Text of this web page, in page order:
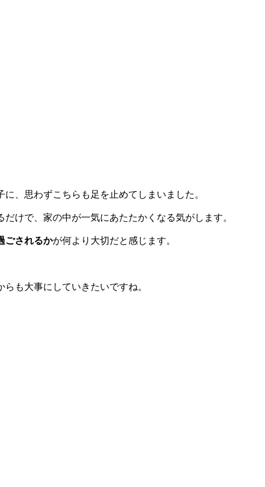
、思わずこちらも足を止めてしまいました。
けで、家の中が一気にあたたかくなる気がします。
ごされるかが何より大切だと感じます。
も大事にしていきたいですね。